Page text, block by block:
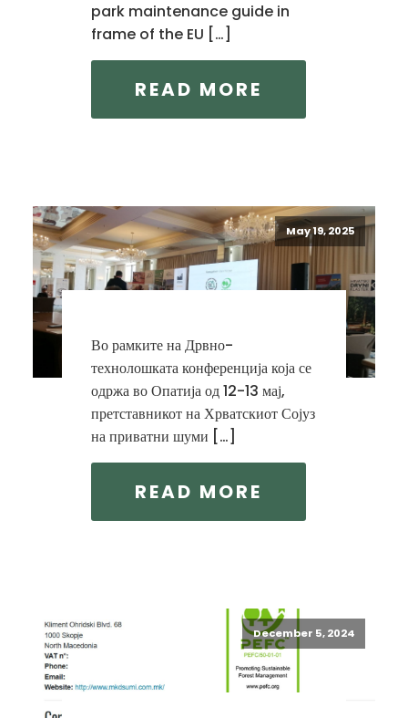
park maintenance guide in
frame of the EU […]
READ MORE
May 19, 2025
Во рамките на Дрвно-
технолошката конференција која се
одржа во Опатија од 12-13 мај,
претставникот на Хрватскиот Сојуз
на приватни шуми […]
READ MORE
December 5, 2024